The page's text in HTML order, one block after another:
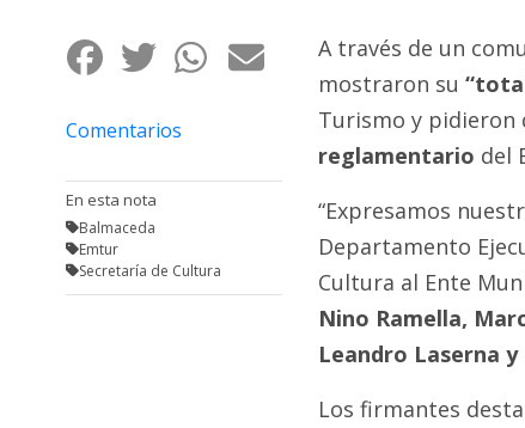
Comentarios
En esta nota
Balmaceda
Emtur
Secretaría de Cultura
A través de un
mostraron su
Turismo y pidieron
reglamentario del
“Expresamos
Departamento
Cultura al Ente
Nino Ramella,
Leandro Laserna
Los firmantes